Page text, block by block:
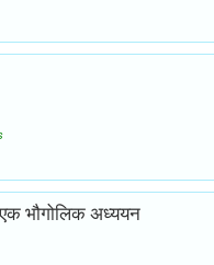
भौगोलिक अध्ययन